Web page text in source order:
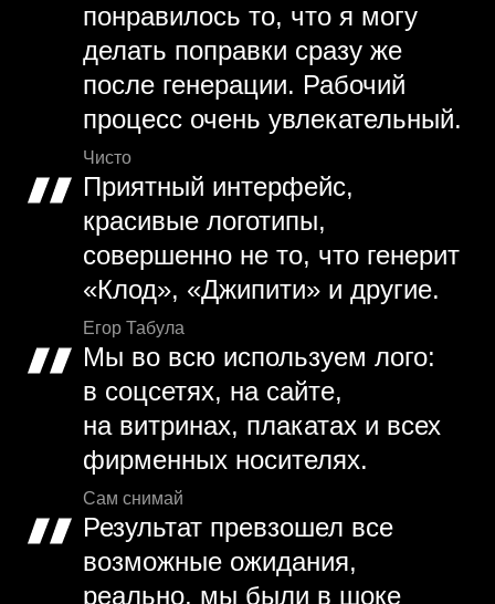
понравилось то, что я могу
делать поправки сразу же
после генерации. Рабочий
процесс очень увлекательный.
Чисто
Приятный интерфейс,
красивые логотипы,
совершенно не то, что генерит
«Клод», «Джипити» и другие.
Егор Табула
Мы во всю используем лого:
в соцсетях, на сайте,
на витринах, плакатах и всех
фирменных носителях.
Сам снимай
Результат превзошел все
возможные ожидания,
реально, мы были в шоке